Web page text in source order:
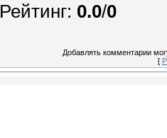
Рейтинг: 0.0/0
Добавлять комментарии
[